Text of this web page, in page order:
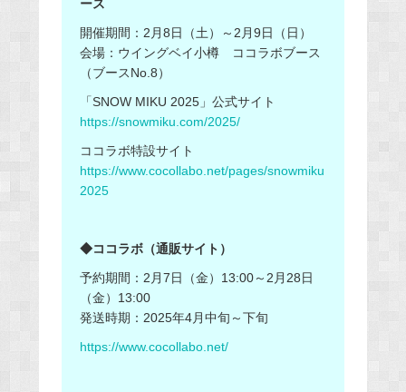
ース
開催期間：2月8日（土）～2月9日（日）
会場：ウイングベイ小樽 ココラボブース
（ブースNo.8）
「SNOW MIKU 2025」公式サイト
https://snowmiku.com/2025/
ココラボ特設サイト
https://www.cocollabo.net/pages/snowmiku
2025
◆ココラボ（通販サイト）
予約期間：2月7日（金）13:00～2月28日
（金）13:00
発送時期：2025年4月中旬～下旬
https://www.cocollabo.net/